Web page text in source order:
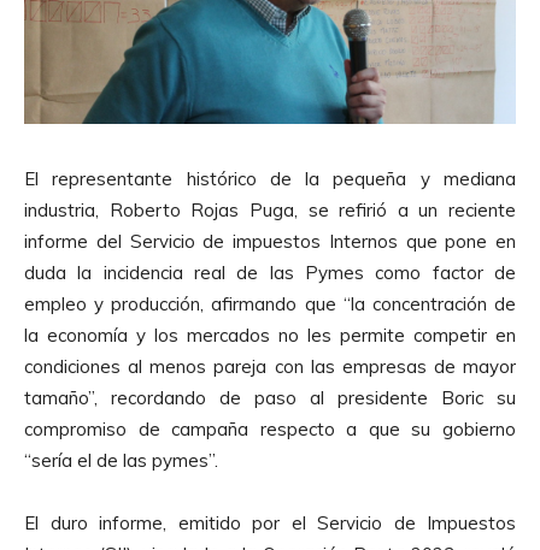
El representante histórico de la pequeña y mediana
industria, Roberto Rojas Puga, se refirió a un reciente
informe del Servicio de impuestos Internos que pone en
duda la incidencia real de las Pymes como factor de
empleo y producción, afirmando que “la concentración de
la economía y los mercados no les permite competir en
condiciones al menos pareja con las empresas de mayor
tamaño”, recordando de paso al presidente Boric su
compromiso de campaña respecto a que su gobierno
“sería el de las pymes”.
El duro informe, emitido por el Servicio de Impuestos